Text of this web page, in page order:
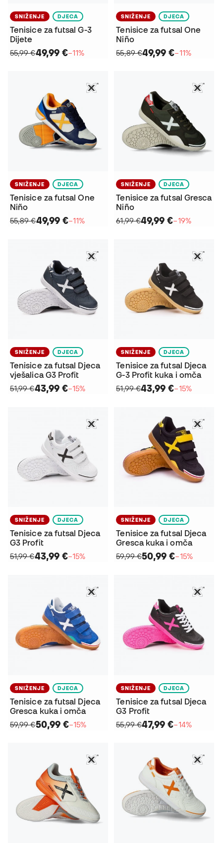
SNIŽENJE DJECA
Tenisice za futsal G-3
Dijete
55,99 €49,99 €−11%
SNIŽENJE DJECA
Tenisice za futsal One
Niño
55,89 €49,99 €−11%
SNIŽENJE DJECA
Tenisice za futsal One
Niño
55,89 €49,99 €−11%
SNIŽENJE DJECA
Tenisice za futsal Gresca
Niño
61,99 €49,99 €−19%
SNIŽENJE DJECA
Tenisice za futsal Djeca
vješalica G3 Profit
51,99 €43,99 €−15%
SNIŽENJE DJECA
Tenisice za futsal Djeca
G-3 Profit kuka i omča
51,99 €43,99 €−15%
SNIŽENJE DJECA
Tenisice za futsal Djeca
G3 Profit
51,99 €43,99 €−15%
SNIŽENJE DJECA
Tenisice za futsal Djeca
Gresca kuka i omča
59,99 €50,99 €−15%
SNIŽENJE DJECA
Tenisice za futsal Djeca
Gresca kuka i omča
59,99 €50,99 €−15%
SNIŽENJE DJECA
Tenisice za futsal Djeca
G3 Profit
55,99 €47,99 €−14%